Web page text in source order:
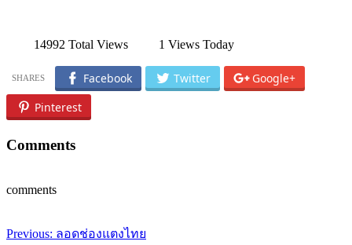
14992 Total Views 1 Views Today
Facebook Twitter
Google+
Pinterest
Comments
comments
Previous: ลอดช่องแตงไทย